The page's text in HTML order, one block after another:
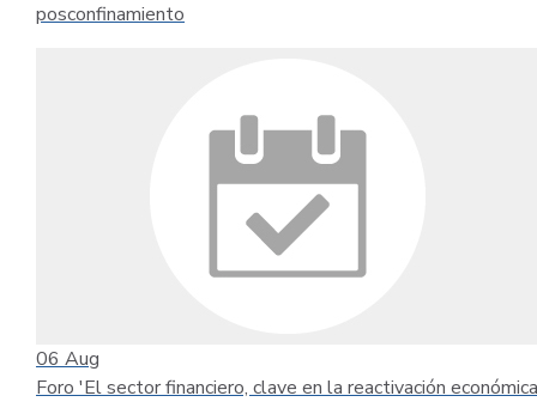
posconfinamiento
06 Aug
Foro 'El sector financiero, clave en la reactivación